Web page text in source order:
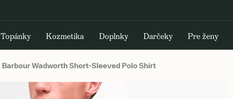
Topánky Kozmetika Doplnky Darčeky Pre ženy
Barbour Wadworth Short-Sleeved Polo Shirt